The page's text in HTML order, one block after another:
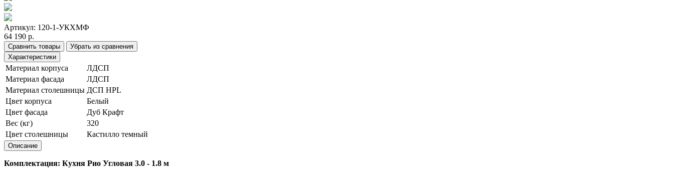
Артикул: 120-1-УКХМФ
64 190 р.
Сравнить товары
Убрать из сравнения
Характеристики
Материал корпуса
ЛДСП
Материал фасада
ЛДСП
Материал столешницы ДСП HPL
Цвет корпуса
Белый
Цвет фасада
Дуб Крафт
Вес (кг)
320
Цвет столешницы
Кастилло темный
Описание
Комплектация: Кухня Рио Угловая 3.0 - 1.8 м